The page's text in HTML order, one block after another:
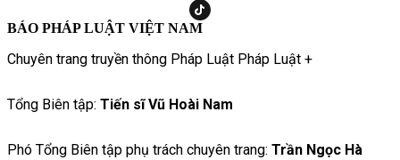
BÁO PHÁP LUẬT VIỆT NAM
Chuyên trang truyền thông Pháp Luật Pháp Luật +
Tổng Biên tập: Tiến sĩ Vũ Hoài Nam
Phó Tổng Biên tập phụ trách chuyên trang: Trần Ngọc Hà